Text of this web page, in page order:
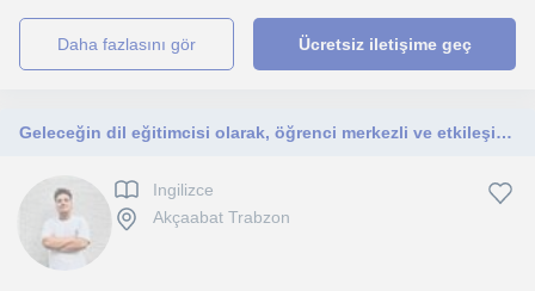
daha fazlasını gör Ücretsiz iletişime geç
Geleceğin dil eğitimcisi olarak, öğrenci merkezli ve etkileşimli metodolojilerle kalıcı öğrenmeyi hedefliyorum.
Ingilizce
Akçaabat Trabzon